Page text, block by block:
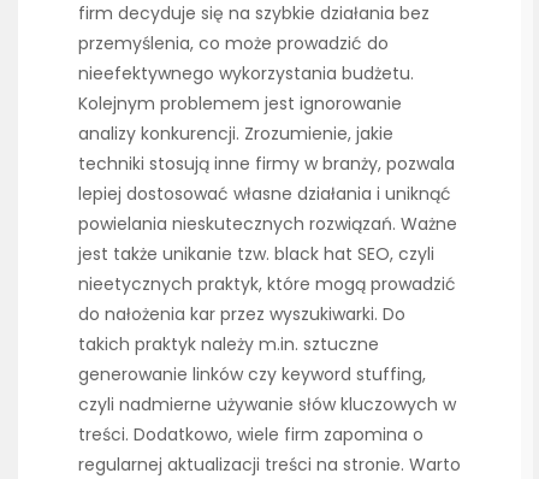
firm decyduje się na szybkie działania bez
przemyślenia, co może prowadzić do
nieefektywnego wykorzystania budżetu.
Kolejnym problemem jest ignorowanie
analizy konkurencji. Zrozumienie, jakie
techniki stosują inne firmy w branży, pozwala
lepiej dostosować własne działania i uniknąć
powielania nieskutecznych rozwiązań. Ważne
jest także unikanie tzw. black hat SEO, czyli
nieetycznych praktyk, które mogą prowadzić
do nałożenia kar przez wyszukiwarki. Do
takich praktyk należy m.in. sztuczne
generowanie linków czy keyword stuffing,
czyli nadmierne używanie słów kluczowych w
treści. Dodatkowo, wiele firm zapomina o
regularnej aktualizacji treści na stronie. Warto